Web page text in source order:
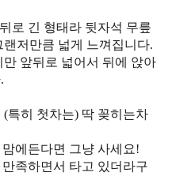
로 긴 형태라 뒷자석 무릎
저만큼 넓게 느껴집니다.
앞뒤로 넓어서 뒤에 앉아
특히 첫차는) 딱 꽂히는차
에든다면 그냥 사세요!
족하면서 타고 있더라구